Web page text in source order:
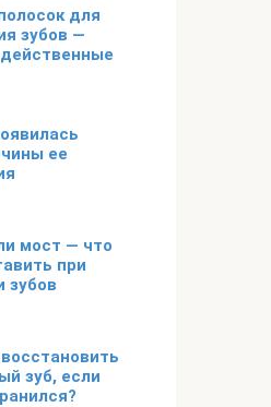
для
зубов —
ее
мост — что
при
зубов
зуб, если